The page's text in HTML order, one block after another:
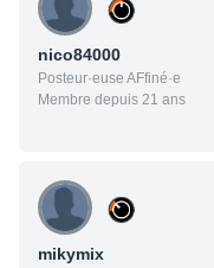
nico84000
Posteur·euse AFfiné·e
Membre depuis 21 ans
mikymix